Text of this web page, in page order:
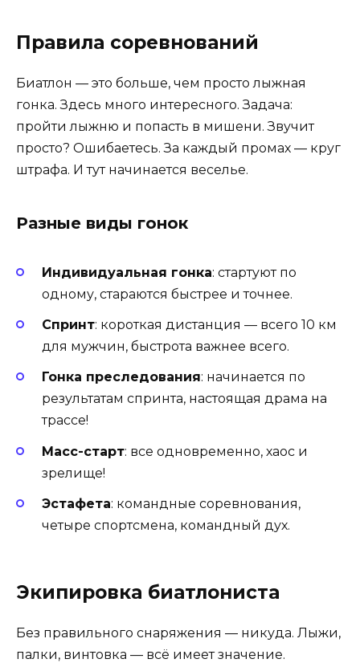
Правила соревнований
Биатлон — это больше, чем просто лыжная
гонка. Здесь много интересного. Задача:
пройти лыжню и попасть в мишени. Звучит
просто? Ошибаетесь. За каждый промах — круг
штрафа. И тут начинается веселье.
Разные виды гонок
Индивидуальная гонка: стартуют по
одному, стараются быстрее и точнее.
Спринт: короткая дистанция — всего 10 км
для мужчин, быстрота важнее всего.
Гонка преследования: начинается по
результатам спринта, настоящая драма на
трассе!
Масс-старт: все одновременно, хаос и
зрелище!
Эстафета: командные соревнования,
четыре спортсмена, командный дух.
Экипировка биатлониста
Без правильного снаряжения — никуда. Лыжи,
палки, винтовка — всё имеет значение.